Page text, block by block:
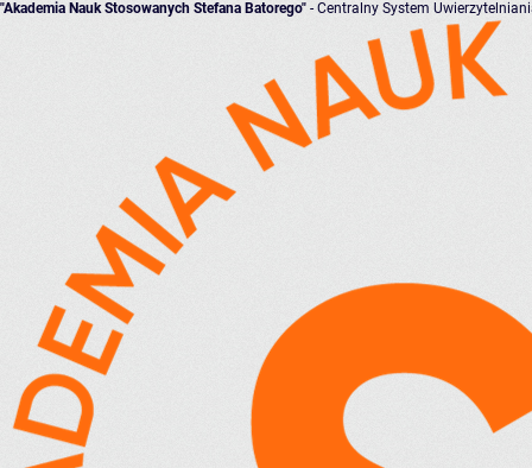
"Akademia Nauk Stosowanych Stefana Batorego" - Centralny System